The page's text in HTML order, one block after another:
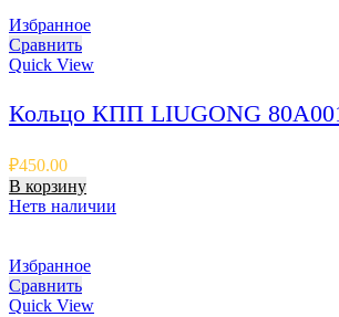
Избранное
Сравнить
Quick View
Кольцо КПП LIUGONG
₽450.00
В корзину
Нетв наличии
Избранное
Сравнить
Quick View